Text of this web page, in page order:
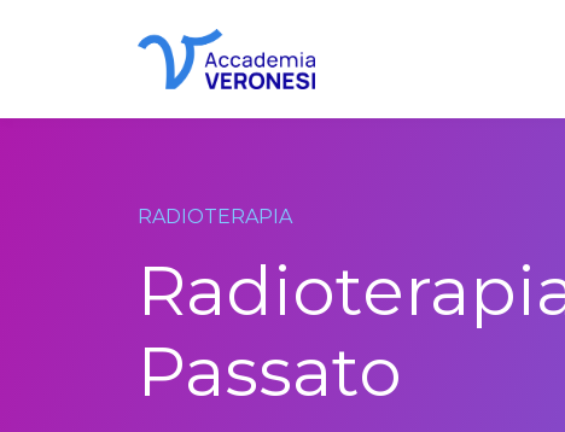
RADIOTERAPIA
Passato